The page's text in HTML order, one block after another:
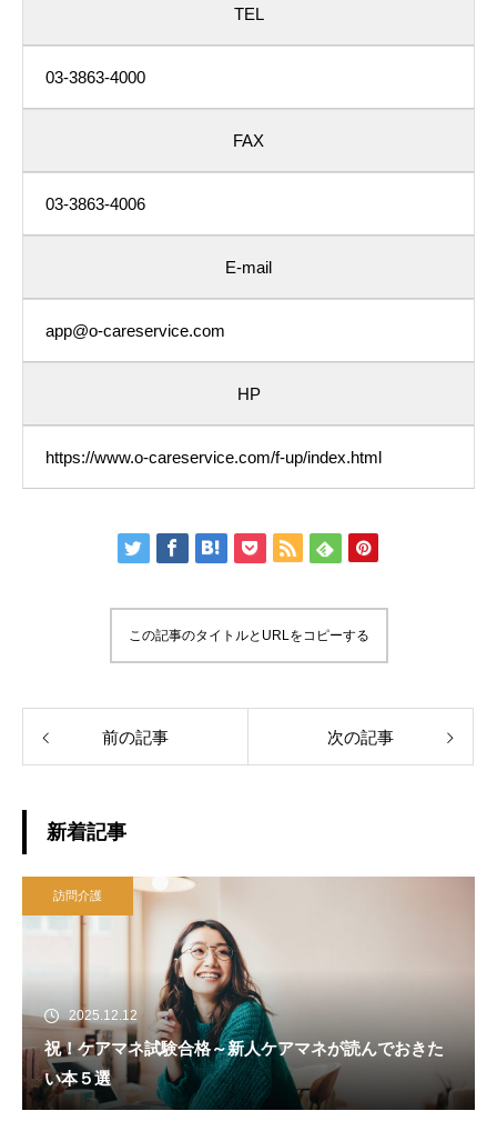
TEL
03-3863-4000
FAX
03-3863-4006
E-mail
app@o-careservice.com
HP
https://www.o-careservice.com/f-up/index.html
この記事のタイトルとURLをコピーする
前の記事 次の記事
新着記事
訪問介護
2025.12.12
祝！ケアマネ試験合格～新人ケアマネが読んでおきた
い本５選